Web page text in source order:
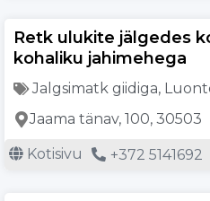
Retk ulukite jälgedes
kohaliku jahimehega
Jalgsimatk giidiga,
Jaama tänav, 100, 30503
Kotisivu +372 5141692